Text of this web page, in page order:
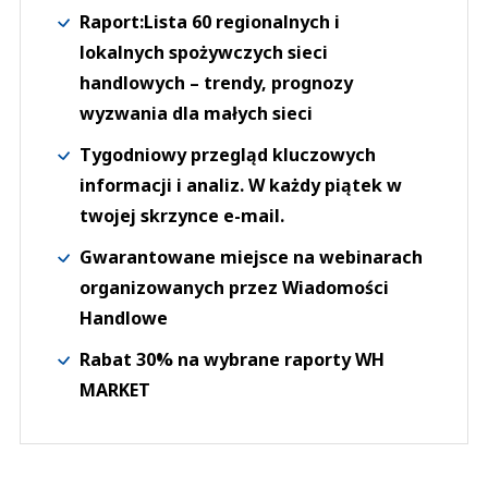
Raport:Lista 60 regionalnych i
lokalnych spożywczych sieci
handlowych – trendy, prognozy
wyzwania dla małych sieci
Tygodniowy przegląd kluczowych
informacji i analiz. W każdy piątek w
twojej skrzynce e-mail.
Gwarantowane miejsce na webinarach
organizowanych przez Wiadomości
Handlowe
Rabat 30% na wybrane raporty WH
MARKET